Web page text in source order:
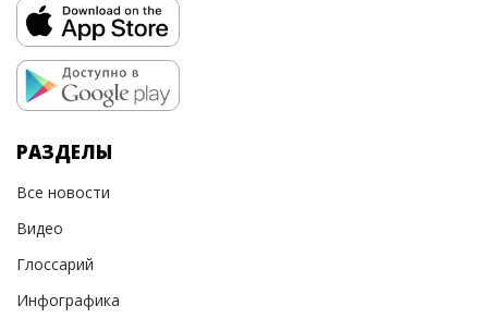
РАЗДЕЛЫ
Все новости
Видео
Глоссарий
Инфографика